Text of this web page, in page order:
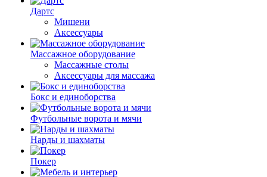
Дартс
Мишени
Аксессуары
Массажное оборудование
Массажные столы
Аксессуары для массажа
Бокс и единоборства
Футбольные ворота и мячи
Нарды и шахматы
Покер